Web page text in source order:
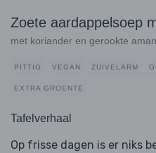
Zoete aardappelsoep
met koriander en gerookte
PITTIG VEGAN ZUIVELARM
EXTRA GROENTE
Tafelverhaal
Op frisse dagen is er niks